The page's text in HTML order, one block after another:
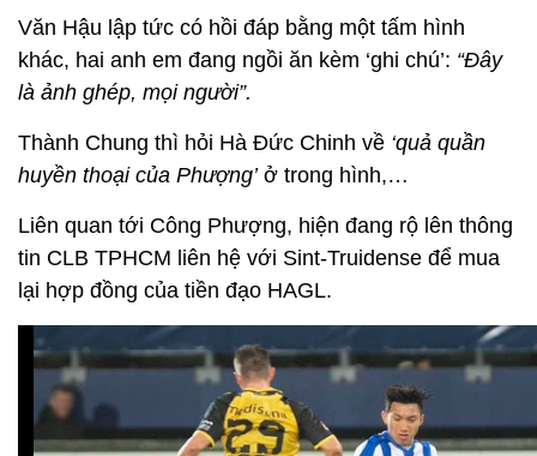
Văn Hậu lập tức có hồi đáp bằng một tấm hình
khác, hai anh em đang ngồi ăn kèm ‘ghi chú’: “Đây
là ảnh ghép, mọi người”.
Thành Chung thì hỏi Hà Đức Chinh về ‘quả quần
huyền thoại của Phượng’ở trong hình,…
Liên quan tới Công Phượng, hiện đang rộ lên thông
tin CLB TPHCM liên hệ với Sint-Truidense để mua
lại hợp đồng của tiền đạo HAGL.